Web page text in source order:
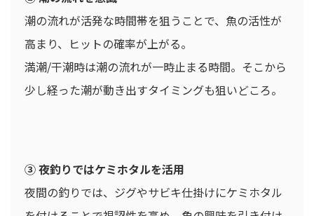
潮の流れが活発な時間帯を狙うことで、魚の活性が
高まり、ヒットの確率が上がる。
満潮/干潮時は潮の流れが一時止まる時間。そこから
少し経った潮が動き出すタイミングも狙いどころ。
③ 夜釣りではケミホタルを活用
夜間の釣りでは、ジグやサビキ仕掛けにケミホタル